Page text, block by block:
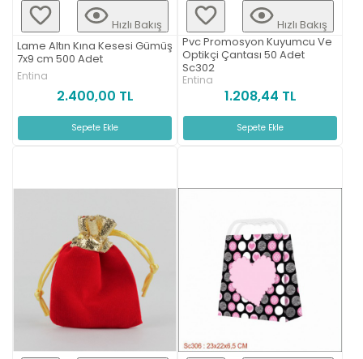
Hızlı Bakış
Lame Altın Kına Kesesi Gümüş
7x9 cm 500 Adet
Entina
2.400,00 TL
Sepete Ekle
Hızlı Bakış
Pvc Promosyon Kuyumcu Ve
Optikçi Çantası 50 Adet
Sc302
Entina
1.208,44 TL
Sepete Ekle